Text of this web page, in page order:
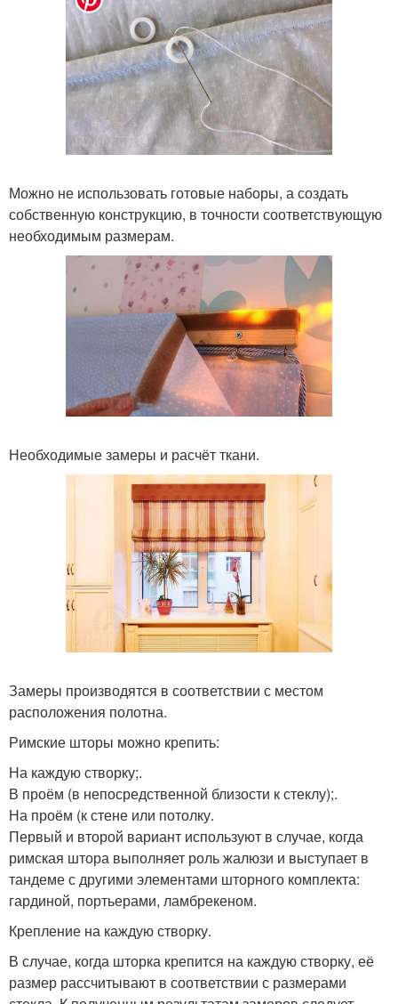
Можно не использовать готовые наборы, а создать
собственную конструкцию, в точности соответствующую
необходимым размерам.
Необходимые замеры и расчёт ткани.
Замеры производятся в соответствии с местом
расположения полотна.
Римские шторы можно крепить:
На каждую створку;.
В проём (в непосредственной близости к стеклу);.
На проём (к стене или потолку.
Первый и второй вариант используют в случае, когда
римская штора выполняет роль жалюзи и выступает в
тандеме с другими элементами шторного комплекта:
гардиной, портьерами, ламбрекеном.
Крепление на каждую створку.
В случае, когда шторка крепится на каждую створку, её
размер рассчитывают в соответствии с размерами